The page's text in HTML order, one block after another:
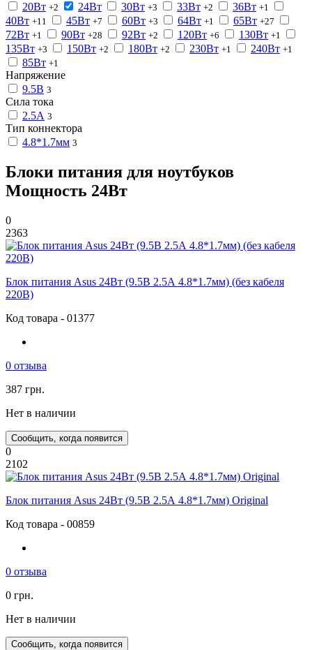
20Вт +2 24Вт 30Вт +3 33Вт +2 36Вт +1
40Вт +11 45Вт +7 60Вт +3 64Вт +1 65Вт +27
72Вт +1 90Вт +28 92Вт +2 120Вт +6 130Вт +1
135Вт +3 150Вт +2 180Вт +2 230Вт +1 240Вт +1
85Вт +1
Напряжение
9.5В 3
Сила тока
2.5А 3
Тип коннектора
4.8*1.7мм 3
Блоки питания для ноутбуков
Мощность 24Вт
0
2363
Блок питания Asus 24Вт (9.5В 2.5А 4.8*1.7мм) (без кабеля
220В)
Код товара - 01377
0 отзыва
387 грн.
Нет в наличии
Сообщить, когда появится
0
2102
Блок питания Asus 24Вт (9.5В 2.5А 4.8*1.7мм) Original
Код товара - 00859
0 отзыва
0 грн.
Нет в наличии
Сообщить, когда появится